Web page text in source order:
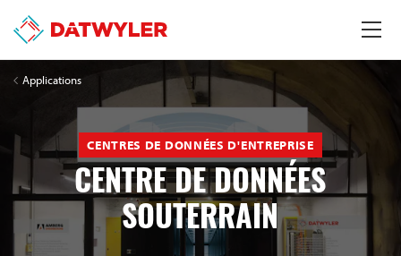
Applications
CENTRES DE DONNÉES D'ENTREPRISE
CENTRE DE DONNÉES
SOUTERRAIN